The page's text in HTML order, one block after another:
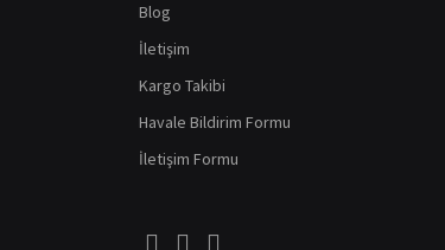
Blog
İletişim
Kargo Takibi
Havale Bildirim Formu
İletişim Formu